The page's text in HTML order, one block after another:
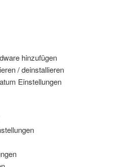
hinzufügen
/ deinstallieren
Einstellungen